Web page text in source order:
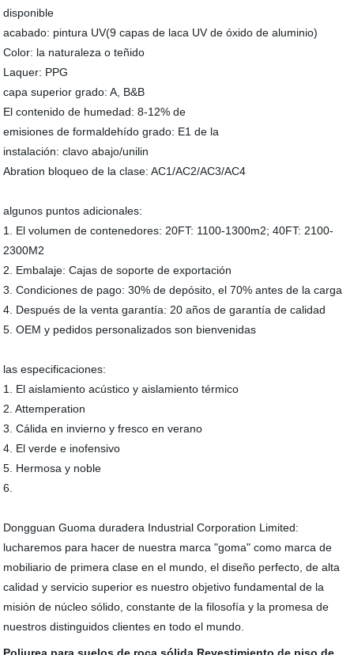
disponible
acabado: pintura UV(9 capas de laca UV de óxido de aluminio)
Color: la naturaleza o teñido
Laquer: PPG
capa superior grado: A, B&B
El contenido de humedad: 8-12% de
emisiones de formaldehído grado: E1 de la
instalación: clavo abajo/unilin
Abration bloqueo de la clase: AC1/AC2/AC3/AC4
algunos puntos adicionales:
1. El volumen de contenedores: 20FT: 1100-1300m2; 40FT: 2100-
2300M2
2. Embalaje: Cajas de soporte de exportación
3. Condiciones de pago: 30% de depósito, el 70% antes de la carga
4. Después de la venta garantía: 20 años de garantía de calidad
5. OEM y pedidos personalizados son bienvenidas
las especificaciones:
1. El aislamiento acústico y aislamiento térmico
2. Attemperation
3. Cálida en invierno y fresco en verano
4. El verde e inofensivo
5. Hermosa y noble
6.
Dongguan Guoma duradera Industrial Corporation Limited:
lucharemos para hacer de nuestra marca "goma" como marca de
mobiliario de primera clase en el mundo, el diseño perfecto, de alta
calidad y servicio superior es nuestro objetivo fundamental de la
misión de núcleo sólido, constante de la filosofía y la promesa de
nuestros distinguidos clientes en todo el mundo.